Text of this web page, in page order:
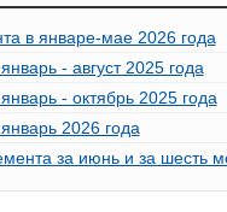
в январе-мае 2026 года
- август 2025 года
- октябрь 2025 года
2026 года
за июнь и за шесть